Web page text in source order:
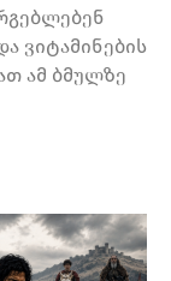
ვიტამინების
ამ ბმულზე